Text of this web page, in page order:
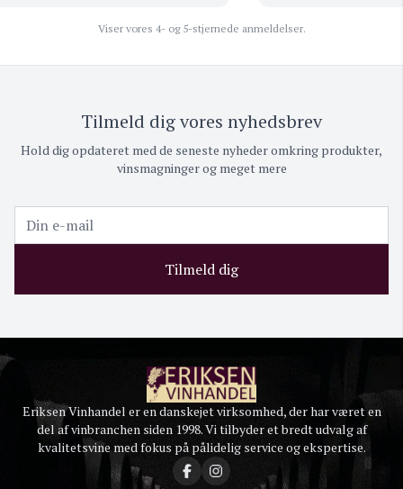
Viser vores 4- og 5-stjernede anmeldelser.
Tilmeld dig vores nyhedsbrev
Hold dig opdateret med de seneste nyheder omkring produkter,
vinsmagninger og meget mere
Tilmeld dig
Eriksen Vinhandel er en danskejet virksomhed, der har været en
del af vinbranchen siden 1998. Vi tilbyder et bredt udvalg af
kvalitetsvine med fokus på pålidelig service og ekspertise.